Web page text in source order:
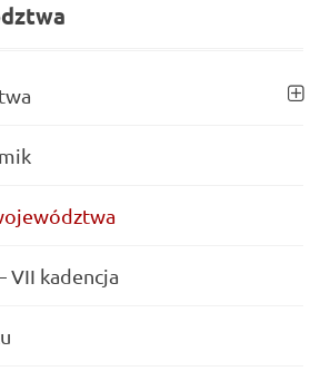
VII kadencja